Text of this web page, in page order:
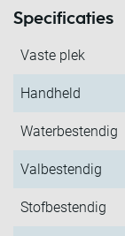
Specificaties
Vaste plek
Handheld
Waterbestendig
Valbestendig
Stofbestendig